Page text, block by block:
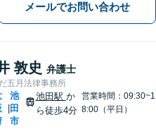
メールでお問い合わせ
敦史 弁護士
五月法律事務所
池
田
市
池田駅 か
ら徒歩4分
営業時間：09:30~1
8:00（平日）